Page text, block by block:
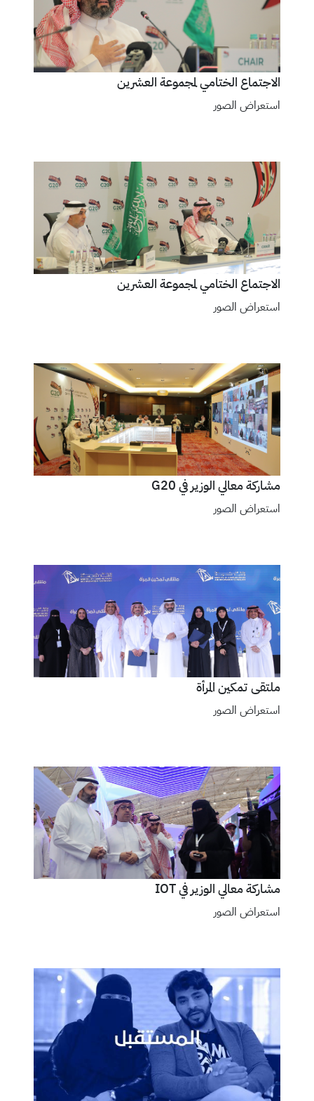
الاجتماع الختامي لمجموعة العشرين
استعراض الصور
الاجتماع الختامي لمجموعة العشرين
استعراض الصور
مشاركة معالي الوزير في G20
استعراض الصور
ملتقى تمكين المرأة
استعراض الصور
مشاركة معالي الوزير في IOT
استعراض الصور